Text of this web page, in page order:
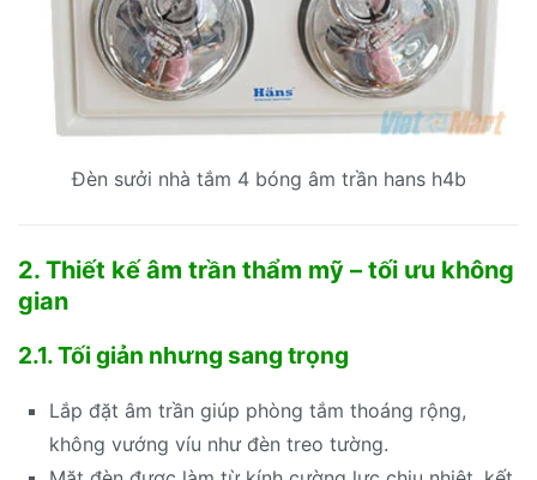
Đèn sưởi nhà tắm 4 bóng âm trần hans h4b
2. Thiết kế âm trần thẩm mỹ – tối ưu không
gian
2.1. Tối giản nhưng sang trọng
Lắp đặt âm trần giúp phòng tắm thoáng rộng,
không vướng víu như đèn treo tường.